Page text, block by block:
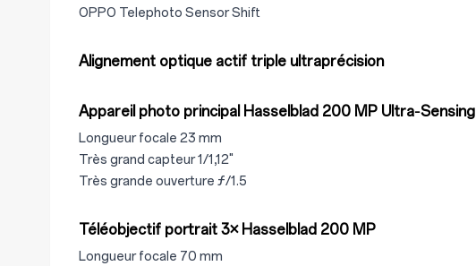
OPPO Telephoto Sensor Shift
Alignement optique actif triple ultraprécision
Appareil photo principal Hasselblad 200 MP Ultra‑Sensing
Longueur focale 23 mm
Très grand capteur 1/1,12"
Très grande ouverture ƒ/1.5
Téléobjectif portrait 3× Hasselblad 200 MP
Longueur focale 70 mm